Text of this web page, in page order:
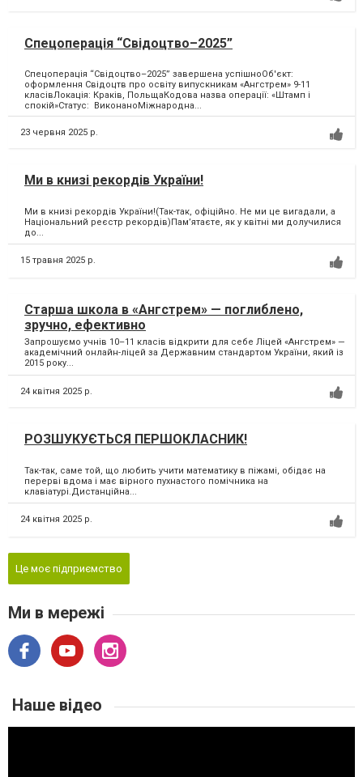
Спецоперація “Свідоцтво–2025”
Спецоперація “Свідоцтво–2025” завершена успішноОб'єкт:
оформлення Свідоцтв про освіту випускникам «Ангстрем» 9-11
класівЛокація: Краків, ПольщаКодова назва операції: «Штамп і
спокій»Статус: ВиконаноМіжнародна...
23 червня 2025 р.
Ми в книзі рекордів України!
Ми в книзі рекордів України!(Так-так, офіційно. Не ми це вигадали, а
Національний реєстр рекордів)Пам’ятаєте, як у квітні ми долучилися
до...
15 травня 2025 р.
Старша школа в «Ангстрем» — поглиблено,
зручно, ефективно
Запрошуємо учнів 10–11 класів відкрити для себе Ліцей «Ангстрем» —
академічний онлайн-ліцей за Державним стандартом України, який із
2015 року...
24 квітня 2025 р.
РОЗШУКУЄТЬСЯ ПЕРШОКЛАСНИК!
Так-так, саме той, що любить учити математику в піжамі, обідає на
перерві вдома і має вірного пухнастого помічника на
клавіатурі.Дистанційна...
24 квітня 2025 р.
Це моє підприємство
Ми в мережі
Наше відео